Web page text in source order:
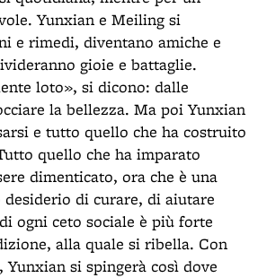
Yunxian e Meiling si
e rimedi, diventano amiche e
gioie e battaglie.
loto», si dicono: dalle
la bellezza. Ma poi Yunxian
e tutto quello che ha costruito
quello che ha imparato
dimenticato, ora che è una
di curare, di aiutare
ogni ceto sociale è più forte
alla quale si ribella. Con
si spingerà così dove